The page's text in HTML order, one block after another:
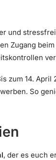
und
Zugang
zum 14. April
So
, der es euch